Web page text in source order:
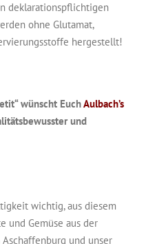
deklarationspflichtigen
ohne Glutamat,
hergestellt!
wünscht EuchAulbach’s
und
wichtig, aus diesem
und Gemüse aus der
und unser